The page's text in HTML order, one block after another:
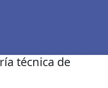
técnica de